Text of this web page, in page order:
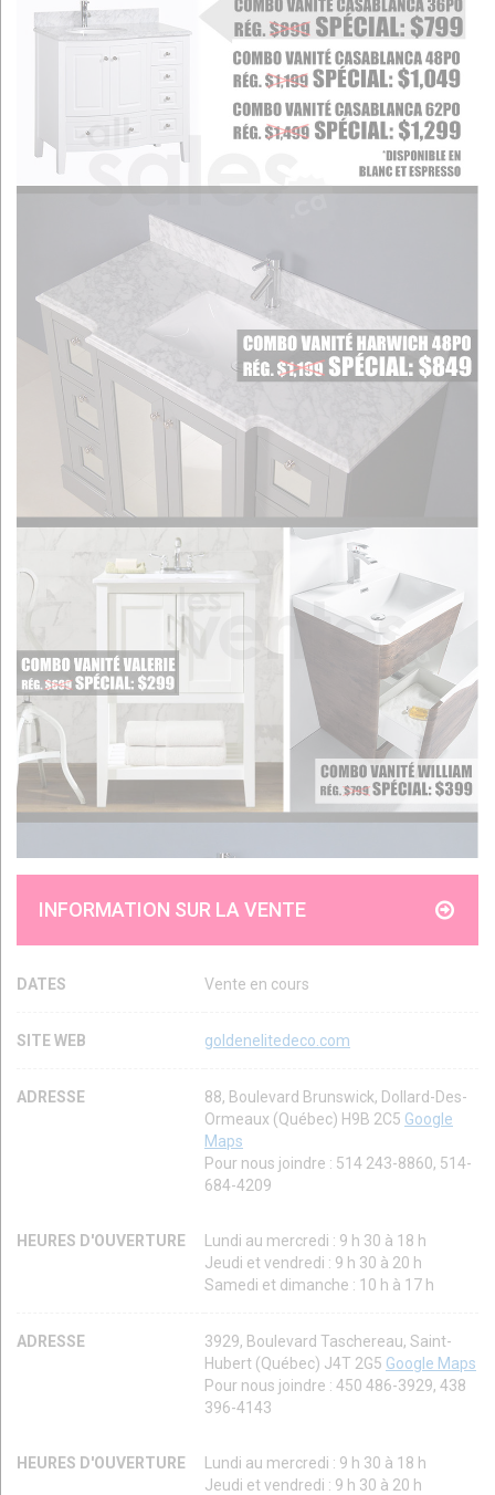
INFORMATION SUR LA VENTE
DATES Vente en cours
SITE WEB goldenelitedeco.com
ADRESSE
88, Boulevard Brunswick, Dollard-Des-
Ormeaux (Québec) H9B 2C5 Google
Maps
Pour nous joindre : 514 243-8860, 514-
684-4209
HEURES D'OUVERTURE
Lundi au mercredi : 9 h 30 à 18 h
Jeudi et vendredi : 9 h 30 à 20 h
Samedi et dimanche : 10 h à 17 h
ADRESSE
3929, Boulevard Taschereau, Saint-
Hubert (Québec) J4T 2G5 Google Maps
Pour nous joindre : 450 486-3929, 438
396-4143
HEURES D'OUVERTURE
Lundi au mercredi : 9 h 30 à 18 h
Jeudi et vendredi : 9 h 30 à 20 h